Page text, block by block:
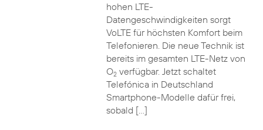
hohen LTE-
Datengeschwindigkeiten sorgt
VoLTE für höchsten Komfort beim
Telefonieren. Die neue Technik ist
bereits im gesamten LTE-Netz von
O2verfügbar. Jetzt schaltet
Telefónica in Deutschland
Smartphone-Modelle dafür frei,
sobald […]